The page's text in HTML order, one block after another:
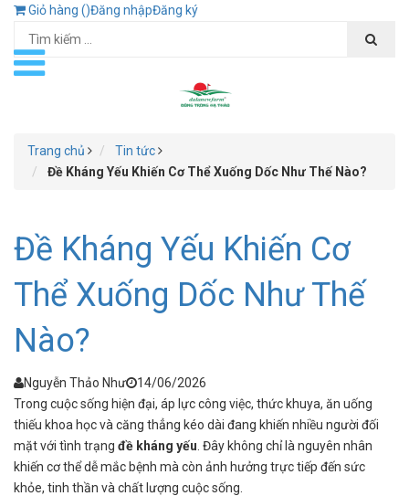
Giỏ hàng ()Đăng nhậpĐăng ký
Trang chủ
Tin tức
Đề Kháng Yếu Khiến Cơ Thể Xuống Dốc Như Thế Nào?
Đề Kháng Yếu Khiến Cơ
Thể Xuống Dốc Như Thế
Nào?
Nguyễn Thảo Như
14/06/2026
Trong cuộc sống hiện đại, áp lực công việc, thức khuya, ăn uống
thiếu khoa học và căng thẳng kéo dài đang khiến nhiều người đối
mặt với tình trạng đề kháng yếu . Đây không chỉ là nguyên nhân
khiến cơ thể dễ mắc bệnh mà còn ảnh hưởng trực tiếp đến sức
khỏe, tinh thần và chất lượng cuộc sống.